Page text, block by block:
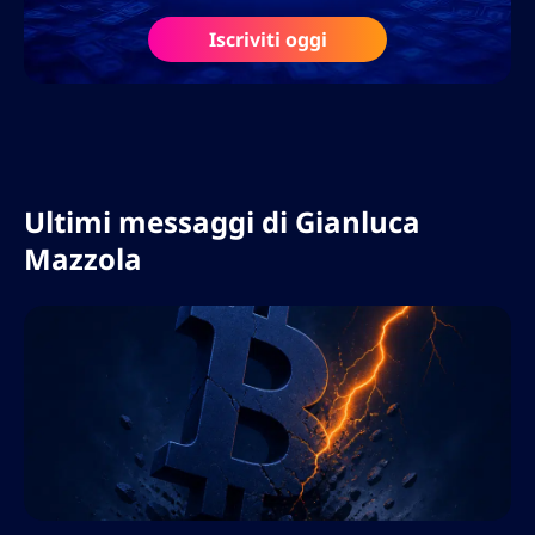
multilingue e implementando strategie di
localizzazione che massimizzano la portata
globale.
Iscriviti oggi
Ultimi messaggi di Gianluca
Mazzola